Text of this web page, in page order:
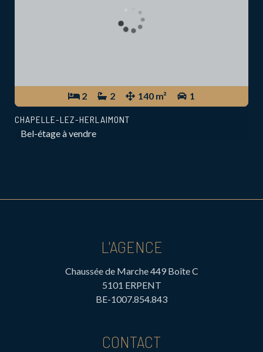
2 2 140 m² 1
CHAPELLE-LEZ-HERLAIMONT
Bel-étage à vendre
L'AGENCE
Chaussée de Marche 449 Boîte C
5101 ERPENT
BE-1007.854.843
CONTACT